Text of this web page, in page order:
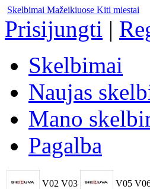
Skelbimai Mažeikiuose Kiti miestai
Prisijungti |
Skelbimai
Naujas
Mano
Pagalba
V02 V03 V05